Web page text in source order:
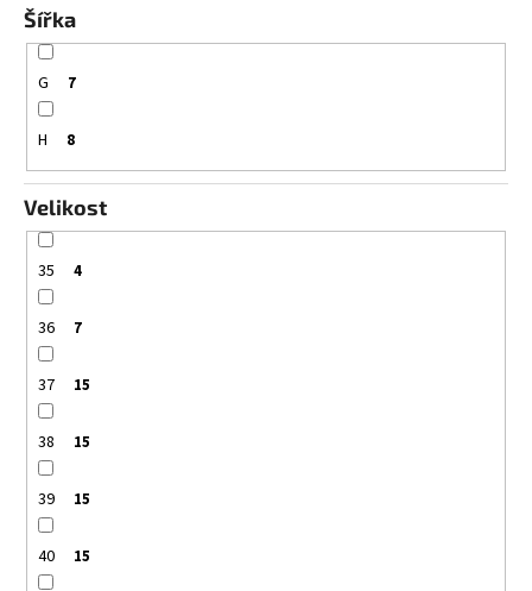
Šířka
G 7
H 8
Velikost
35 4
36 7
37 15
38 15
39 15
40 15